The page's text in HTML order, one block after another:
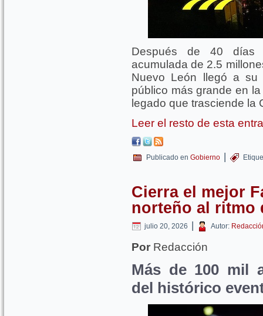
Después de 40 días
acumulada de 2.5
Nuevo León llegó a su
público más grande en
legado que trasciende
Leer el resto de esta
Publicado en Gobierno |
Cierra el mejor
norteño al ritmo
julio 20, 2026 | Autor:
Por Redacción
Más de 100 mil
del histórico